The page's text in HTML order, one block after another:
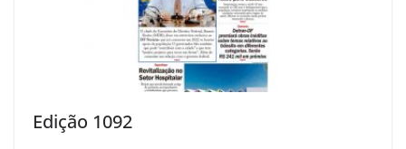
Edição 1092